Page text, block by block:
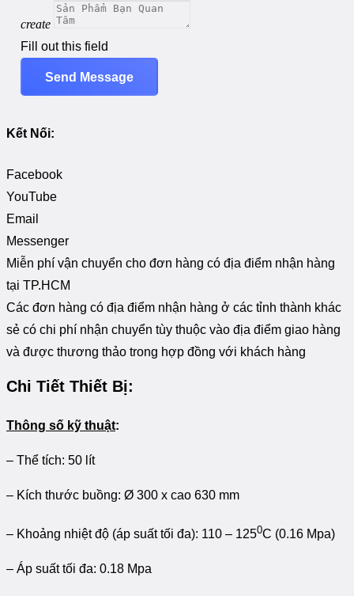
create
Fill out this field
Send Message
Kết Nối:
Facebook
YouTube
Email
Messenger
Miễn phí vận chuyển cho đơn hàng có địa điểm nhận hàng
tại TP.HCM
Các đơn hàng có địa điểm nhận hàng ở các tỉnh thành khác
sẻ có chi phí nhận chuyển tùy thuộc vào địa điểm giao hàng
và được thương thảo trong hợp đồng với khách hàng
Chi Tiết Thiết Bị:
Thông số kỹ thuật:
– Thể tích: 50 lít
– Kích thước buồng: Ø 300 x cao 630 mm
– Khoảng nhiệt độ (áp suất tối đa): 110 – 1250C (0.16 Mpa)
– Áp suất tối đa: 0.18 Mpa